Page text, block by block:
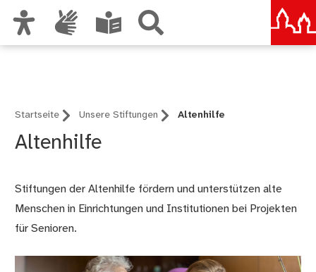
Startseite Unsere Stiftungen Altenhilfe
Altenhilfe
Stiftungen der Altenhilfe fördern und unterstützen alte
Menschen in Einrichtungen und Institutionen bei Projekten
für Senioren.